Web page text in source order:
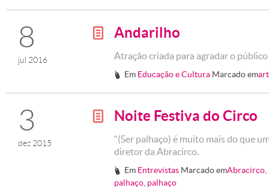
8
jul 2016
g Andarilho
Atração criada para agradar o
# Em Educação e Cultura Marcado em
3
dez 2015
g Noite Festiva do Circo
“(Ser palhaço) é muito mais do que
diretor da Abracirco.
# Em Entrevistas Marcado emAbracirco ,
palhaço palhaço